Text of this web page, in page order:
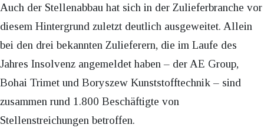
Auch der Stellenabbau hat sich in der Zulieferbranche vor
diesem Hintergrund zuletzt deutlich ausgeweitet. Allein
bei den drei bekannten Zulieferern, die im Laufe des
Jahres Insolvenz angemeldet haben – der AE Group,
Bohai Trimet und Boryszew Kunststofftechnik – sind
zusammen rund 1.800 Beschäftigte von
Stellenstreichungen betroffen.